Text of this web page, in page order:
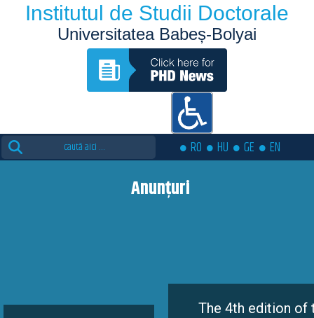
Institutul de Studii Doctorale
Universitatea Babeș-Bolyai
Search
for:
RO HU GE EN
Anunțuri
The 4th edition of the Eutopia